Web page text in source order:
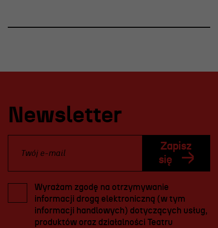
Newsletter
Zapisz
się
Wyrażam zgodę na otrzymywanie
informacji drogą elektroniczną (w tym
informacji handlowych) dotyczących usług,
produktów oraz działalności Teatru